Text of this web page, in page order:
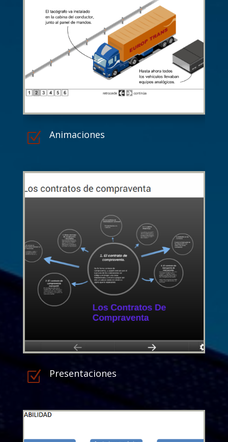
Z Animaciones
Z Presentaciones